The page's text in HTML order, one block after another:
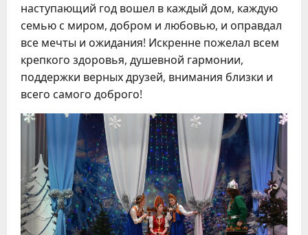
наступающий год вошел в каждый дом, каждую
семью с миром, добром и любовью, и оправдал
все мечты и ожидания! Искренне пожелал всем
крепкого здоровья, душевной гармонии,
поддержки верных друзей, внимания близки и
всего самого доброго!